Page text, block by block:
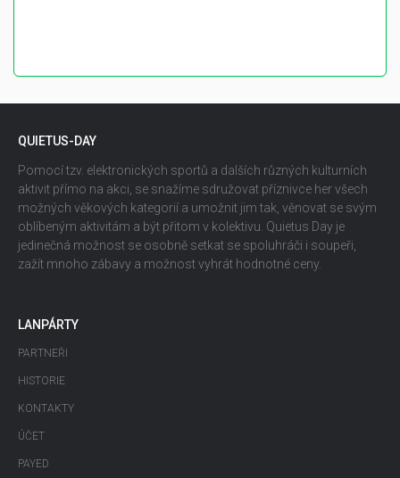
QUIETUS-DAY
Pomocí tzv. elektronických sportů a dalších různých kulturních
aktivit přímo na akci, se snažíme sdružovat příznivce her všech
možných věkových kategorií a umožnit jim tak, věnovat se svým
oblíbeným aktivitám a být přitom v kolektivu. Quietus Day je
jedinečná možnost se osobně setkat se spoluhráči i soupeři,
zažít mnoho zábavy a možnost vyhrát hodnotné ceny.
LANPÁRTY
PARTNEŘI
HISTORIE
KONTAKTY
ÚČET
PAYED